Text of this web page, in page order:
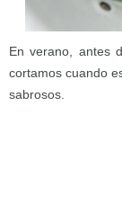
En verano, antes
cortamos cuando
sabrosos.